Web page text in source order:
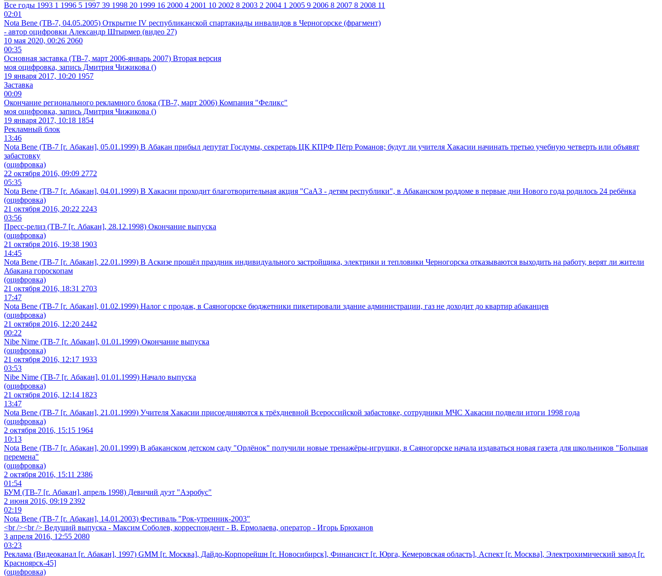
Все годы 1993 1 1996 5 1997 39 1998 20 1999 16 2000 4 2001 10 2002 8 2003 2 2004 1 2005 9 2006 8 2007 8 2008 11
02:01
Nota Bene (ТВ-7, 04.05.2005) Открытие IV республиканской спартакиады инвалидов в Черногорске (фрагмент)
- автор оцифровки Александр Штырмер (видео 27)
10 мая 2020, 00:26 2060
00:35
Основная заставка (ТВ-7, март 2006-январь 2007) Вторая версия
моя оцифровка, запись Дмитрия Чижикова ()
19 января 2017, 10:20 1957
Заставка
00:09
Окончание регионального рекламного блока (ТВ-7, март 2006) Компания "Феликс"
моя оцифровка, запись Дмитрия Чижикова ()
19 января 2017, 10:18 1854
Рекламный блок
13:46
Nota Bene (ТВ-7 [г. Абакан], 05.01.1999) В Абакан прибыл депутат Госдумы, секретарь ЦК КПРФ Пётр Романов; будут ли учителя Хакасии начинать третью учебную четверть или объявят
забастовку
(оцифровка)
22 октября 2016, 09:09 2772
05:35
Nota Bene (ТВ-7 [г. Абакан], 04.01.1999) В Хакасии проходит благотворительная акция "СаАЗ - детям республики", в Абаканском роддоме в первые дни Нового года родилось 24 ребёнка
(оцифровка)
21 октября 2016, 20:22 2243
03:56
Пресс-релиз (ТВ-7 [г. Абакан], 28.12.1998) Окончание выпуска
(оцифровка)
21 октября 2016, 19:38 1903
14:45
Nota Bene (ТВ-7 [г. Абакан], 22.01.1999) В Аскизе прошёл праздник индивидуального застройщика, электрики и тепловики Черногорска отказываются выходить на работу, верят ли жители
Абакана гороскопам
(оцифровка)
21 октября 2016, 18:31 2703
17:47
Nota Bene (ТВ-7 [г. Абакан], 01.02.1999) Налог с продаж, в Саяногорске бюджетники пикетировали здание администрации, газ не доходит до квартир абаканцев
(оцифровка)
21 октября 2016, 12:20 2442
00:22
Nibe Nime (ТВ-7 [г. Абакан], 01.01.1999) Окончание выпуска
(оцифровка)
21 октября 2016, 12:17 1933
03:53
Nibe Nime (ТВ-7 [г. Абакан], 01.01.1999) Начало выпуска
(оцифровка)
21 октября 2016, 12:14 1823
13:47
Nota Bene (ТВ-7 [г. Абакан], 21.01.1999) Учителя Хакасии присоединяются к трёхдневной Всероссийской забастовке, сотрудники МЧС Хакасии подвели итоги 1998 года
(оцифровка)
2 октября 2016, 15:15 1964
10:13
Nota Bene (ТВ-7 [г. Абакан], 20.01.1999) В абаканском детском саду "Орлёнок" получили новые тренажёры-игрушки, в Саяногорске начала издаваться новая газета для школьников "Большая
перемена"
(оцифровка)
2 октября 2016, 15:11 2386
01:54
БУМ (ТВ-7 [г. Абакан], апрель 1998) Девичий дуэт "Аэробус"
2 июня 2016, 09:19 2392
02:19
Nota Bene (ТВ-7 [г. Абакан], 14.01.2003) Фестиваль "Рок-утренник-2003"
<br /><br /> Ведущий выпуска - Максим Соболев, корреспондент - В. Ермолаева, оператор - Игорь Брюханов
3 апреля 2016, 12:55 2080
03:23
Реклама (Видеоканал [г. Абакан], 1997) GMM [г. Москва], Дайдо-Корпорейшн [г. Новосибирск], Финансист [г. Юрга, Кемеровская область], Аспект [г. Москва], Электрохимический завод [г.
Красноярск-45]
(оцифровка)